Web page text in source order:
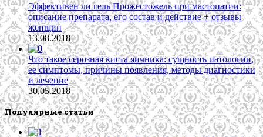
Эффективен ли гель Прожестожель при мастопатии:
описание препарата, его состав и действие + отзывы
женщин
13.08.2018
Что такое серозная киста яичника: сущность патологии,
ее симптомы, причины появления, методы диагностики
и лечение
30.05.2018
Популярные статьи